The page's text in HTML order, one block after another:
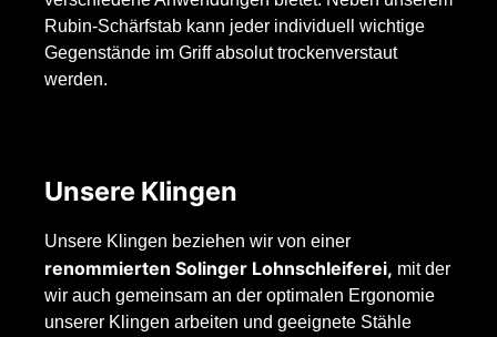
Rubin-Schärfstab kann jeder individuell wichtige
Gegenstände im Griff absolut trockenverstaut
werden.
Unsere Klingen
Unsere Klingen beziehen wir von einer
renommierten Solinger Lohnschleiferei, mit der
wir auch gemeinsam an der optimalen Ergonomie
unserer Klingen arbeiten und geeignete Stähle